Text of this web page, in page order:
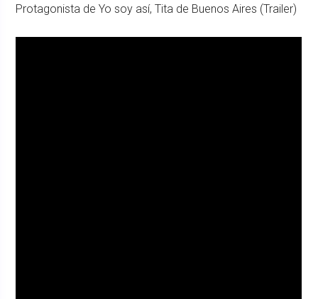
Protagonista de Yo soy así, Tita de Buenos Aires (Trailer)